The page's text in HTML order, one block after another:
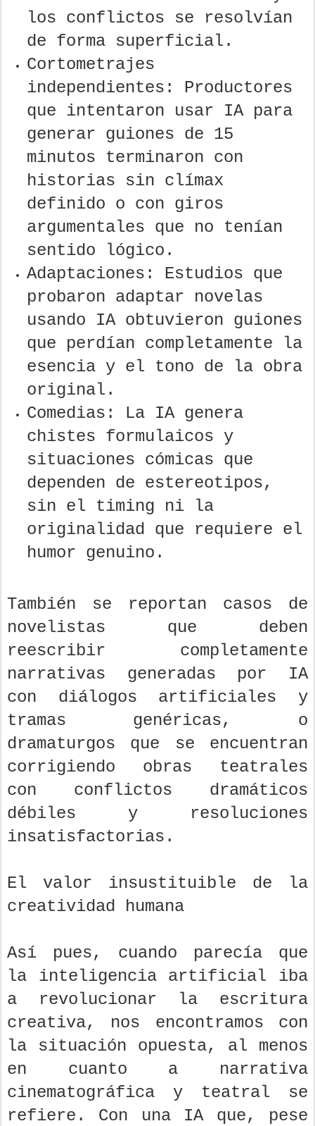
los conflictos se resolvían
de forma superficial.
Cortometrajes
independientes: Productores
que intentaron usar IA para
generar guiones de 15
minutos terminaron con
historias sin clímax
definido o con giros
argumentales que no tenían
sentido lógico.
Adaptaciones: Estudios que
probaron adaptar novelas
usando IA obtuvieron guiones
que perdían completamente la
esencia y el tono de la obra
original.
Comedias: La IA genera
chistes formulaicos y
situaciones cómicas que
dependen de estereotipos,
sin el timing ni la
originalidad que requiere el
humor genuino.
También se reportan casos de
novelistas que deben
reescribir completamente
narrativas generadas por IA
con diálogos artificiales y
tramas genéricas, o
dramaturgos que se encuentran
corrigiendo obras teatrales
con conflictos dramáticos
débiles y resoluciones
insatisfactorias.
El valor insustituible de la
creatividad humana
Así pues, cuando parecía que
la inteligencia artificial iba
a revolucionar la escritura
creativa, nos encontramos con
la situación opuesta, al menos
en cuanto a narrativa
cinematográfica y teatral se
refiere. Con una IA que, pese